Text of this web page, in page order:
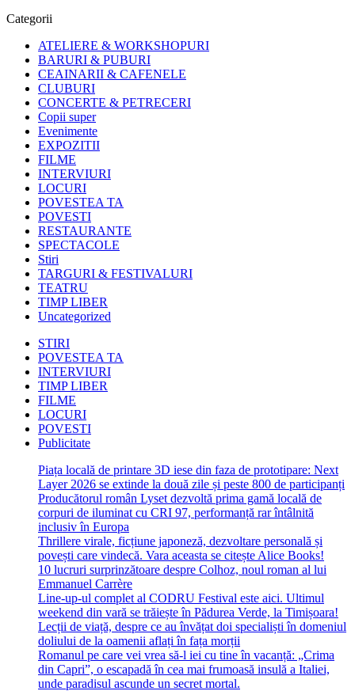
Categorii
ATELIERE & WORKSHOPURI
BARURI & PUBURI
CEAINARII & CAFENELE
CLUBURI
CONCERTE & PETRECERI
Copii super
Evenimente
EXPOZITII
FILME
INTERVIURI
LOCURI
POVESTEA TA
POVESTI
RESTAURANTE
SPECTACOLE
Stiri
TARGURI & FESTIVALURI
TEATRU
TIMP LIBER
Uncategorized
STIRI
POVESTEA TA
INTERVIURI
TIMP LIBER
FILME
LOCURI
POVESTI
Publicitate
Piața locală de printare 3D iese din faza de prototipare: Next
Layer 2026 se extinde la două zile și peste 800 de participanți
Producătorul român Lyset dezvoltă prima gamă locală de
corpuri de iluminat cu CRI 97, performanță rar întâlnită
inclusiv în Europa
Thrillere virale, ficțiune japoneză, dezvoltare personală și
povești care vindecă. Vara aceasta se citește Alice Books!
10 lucruri surprinzătoare despre Colhoz, noul roman al lui
Emmanuel Carrère
Line-up-ul complet al CODRU Festival este aici. Ultimul
weekend din vară se trăiește în Pădurea Verde, la Timișoara!
Lecții de viață, despre ce au învățat doi specialiști în domeniul
doliului de la oamenii aflați în fața morții
Romanul pe care vei vrea să-l iei cu tine în vacanță: „Crima
din Capri”, o escapadă în cea mai frumoasă insulă a Italiei,
unde paradisul ascunde un secret mortal.